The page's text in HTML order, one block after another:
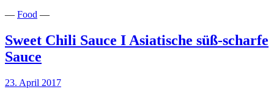
— Food —
Sweet Chili Sauce I Asiatische süß-scharfe
Sauce
23. April 2017